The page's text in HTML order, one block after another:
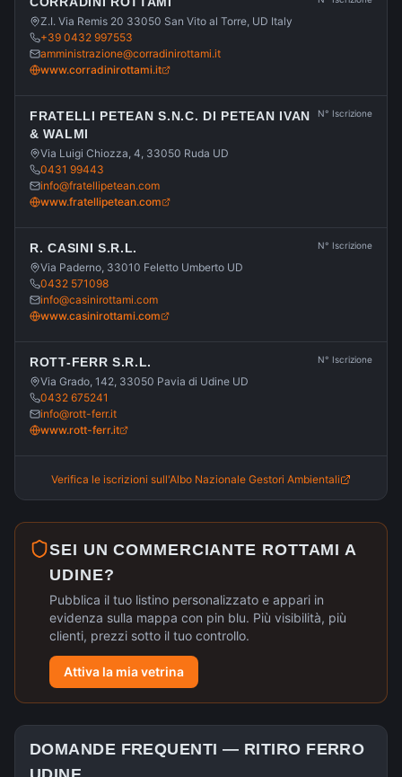
Z.I. Via Remis 20 33050 San Vito al Torre, UD Italy
+39 0432 997553
amministrazione@corradinirottami.it
www.corradinirottami.it
FRATELLI PETEAN S.N.C. DI PETEAN IVAN
& WALMI
Via Luigi Chiozza, 4, 33050 Ruda UD
0431 99443
info@fratellipetean.com
www.fratellipetean.com
N° Iscrizione
R. CASINI S.R.L.
Via Paderno, 33010 Feletto Umberto UD
0432 571098
info@casinirottami.com
www.casinirottami.com
N° Iscrizione
ROTT-FERR S.R.L.
Via Grado, 142, 33050 Pavia di Udine UD
0432 675241
info@rott-ferr.it
www.rott-ferr.it
N° Iscrizione
Verifica le iscrizioni sull'Albo Nazionale Gestori Ambientali
SEI UN COMMERCIANTE ROTTAMI A
UDINE?
Pubblica il tuo listino personalizzato e appari in
evidenza sulla mappa con pin blu. Più visibilità, più
clienti, prezzi sotto il tuo controllo.
Attiva la mia vetrina
DOMANDE FREQUENTI — RITIRO FERRO